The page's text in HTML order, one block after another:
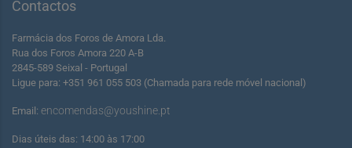
Contactos
Farmácia dos Foros de Amora Lda.
Rua dos Foros Amora 220 A-B
2845-589 Seixal - Portugal
Ligue para: +351 961 055 503 (Chamada para rede móvel nacional)
Email: encomendas@youshine.pt
Dias úteis das: 14:00 às 17:00